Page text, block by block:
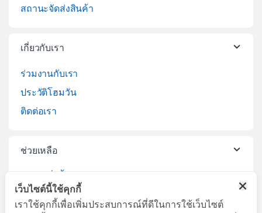
สถานะจัดส่งสินค้า
เกี่ยวกับเรา
ร่วมงานกับเรา
ประวัติโฮมวัน
ติดต่อเรา
ช่วยเหลือ
บริการจัดส่งสินค้า
เว็บไซต์นี้ใช้คุกกี้
เราใช้คุกกี้เพื่อเพิ่มประสบการณ์ที่ดีในการใช้เว็บไซต์